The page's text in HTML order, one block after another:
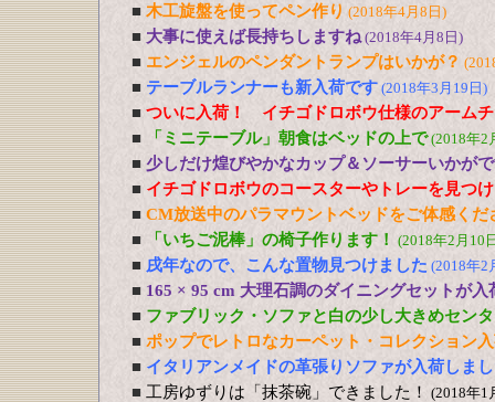
■ 木工旋盤を使ってペン作り (2018年4月8日)
■ 大事に使えば長持ちしますね(2018年4月8日)
■ エンジェルのペンダントランプはいかが？
■ テーブルランナーも新入荷です (2018年3月19日)
■ ついに入荷！ イチゴドロボウ仕様のアーム
■
「ミニテーブル」朝食はベッドの上で(2018年2
■ 少しだけ煌びやかなカップ＆ソーサーいかが
■ イチゴドロボウのコースターやトレーを見つ
■ CM放送中のパラマウントベッドをご体感くだ
■
「いちご泥棒」の椅子作ります！ (2018年2月10
■ 戌年なので、こんな置物見つけました (2018年2
■ 165 × 95 cm 大理石調のダイニングセットが入
■ ファブリック・ソファと白の少し大きめセン
■ ポップでレトロなカーペット・コレクション
■ イタリアンメイドの革張りソファが入荷しま
■ 工房ゆずりは「抹茶碗」できました！ (2018年1